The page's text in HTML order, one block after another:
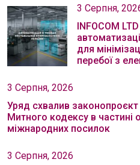
3 Серпня,
INFOCOM
для
перебої з
3 Серпня, 2026
Уряд схвалив
Митного кодексу в частині
міжнародних посилок
3 Серпня, 2026